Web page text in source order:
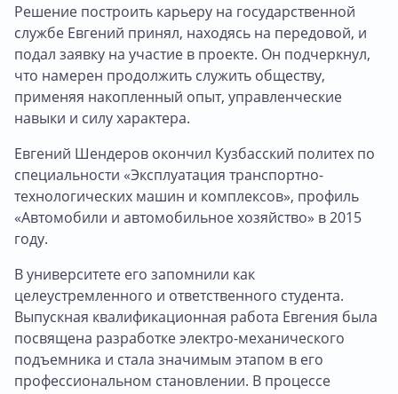
Решение построить карьеру на государственной
службе Евгений принял, находясь на передовой, и
подал заявку на участие в проекте. Он подчеркнул,
что намерен продолжить служить обществу,
применяя накопленный опыт, управленческие
навыки и силу характера.
Евгений Шендеров окончил Кузбасский политех по
специальности «Эксплуатация транспортно-
технологических машин и комплексов», профиль
«Автомобили и автомобильное хозяйство» в 2015
году.
В университете его запомнили как
целеустремленного и ответственного студента.
Выпускная квалификационная работа Евгения была
посвящена разработке электро-механического
подъемника и стала значимым этапом в его
профессиональном становлении. В процессе